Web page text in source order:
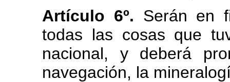
Artículo 6º. Serán en
todas las cosas que
nacional, y deberá
navegación, la